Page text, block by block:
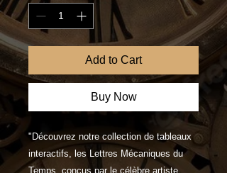
Add to Cart
Buy Now
"Découvrez notre collection de tableaux
interactifs, les Lettres Mécaniques du
Temps, conçus par le célèbre artiste